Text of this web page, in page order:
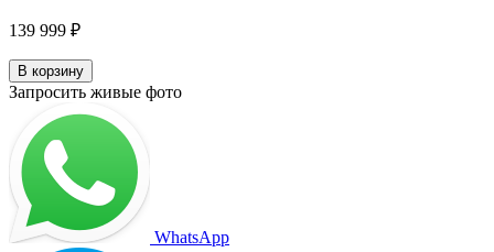
139 999 ₽
В корзину
Запросить живые фото
WhatsApp